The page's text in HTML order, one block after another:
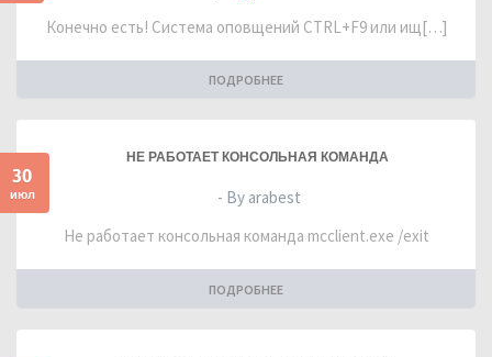
Конечно есть! Система оповщений CTRL+F9 или ищ[…]
ПОДРОБНЕЕ
30
июл
НЕ РАБОТАЕТ КОНСОЛЬНАЯ КОМАНДА
- By arabest
Не работает консольная команда mcclient.exe /exit
ПОДРОБНЕЕ